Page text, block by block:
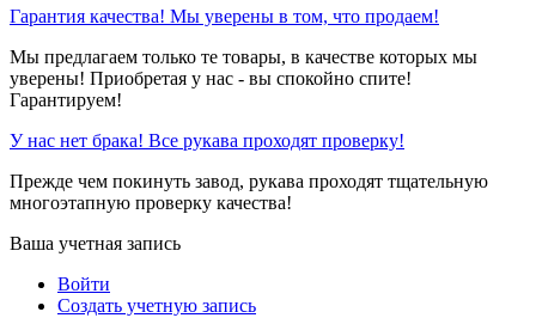
Гарантия качества! Мы уверены в том, что продаем!
Мы предлагаем только те товары, в качестве которых мы
уверены! Приобретая у нас - вы спокойно спите!
Гарантируем!
У нас нет брака! Все рукава проходят проверку!
Прежде чем покинуть завод, рукава проходят тщательную
многоэтапную проверку качества!
Ваша учетная запись
Войти
Создать учетную запись